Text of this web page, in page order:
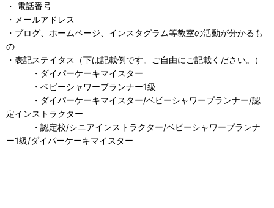
・ 電話番号
・メールアドレス
・ブログ、ホームページ、インスタグラム等教室の活動が分かるも
の
・表記ステイタス（下は記載例です。ご自由にご記載ください。）
・ダイパーケーキマイスター
・ベビーシャワープランナー1級
・ダイパーケーキマイスター/ベビーシャワープランナー/認
定インストラクター
・認定校/シニアインストラクター/ベビーシャワープランナ
ー1級/ダイパーケーキマイスター